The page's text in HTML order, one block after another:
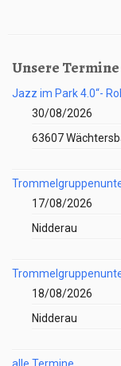
Unsere Termine
Jazz im Park 4.0“-
30/08/2026
63607
17/08/2026
Nidderau
18/08/2026
Nidderau